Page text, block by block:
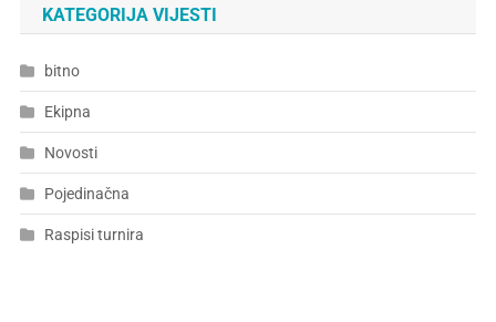
KATEGORIJA VIJESTI
bitno
Ekipna
Novosti
Pojedinačna
Raspisi turnira